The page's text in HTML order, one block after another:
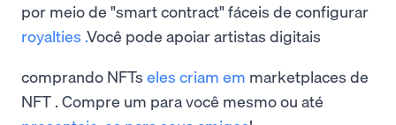
por meio de "smart contract" fáceis de configurar
royalties .Você pode apoiar artistas digitais
comprando NFTs eles criam em marketplaces de
NFT . Compre um para você mesmo ou até